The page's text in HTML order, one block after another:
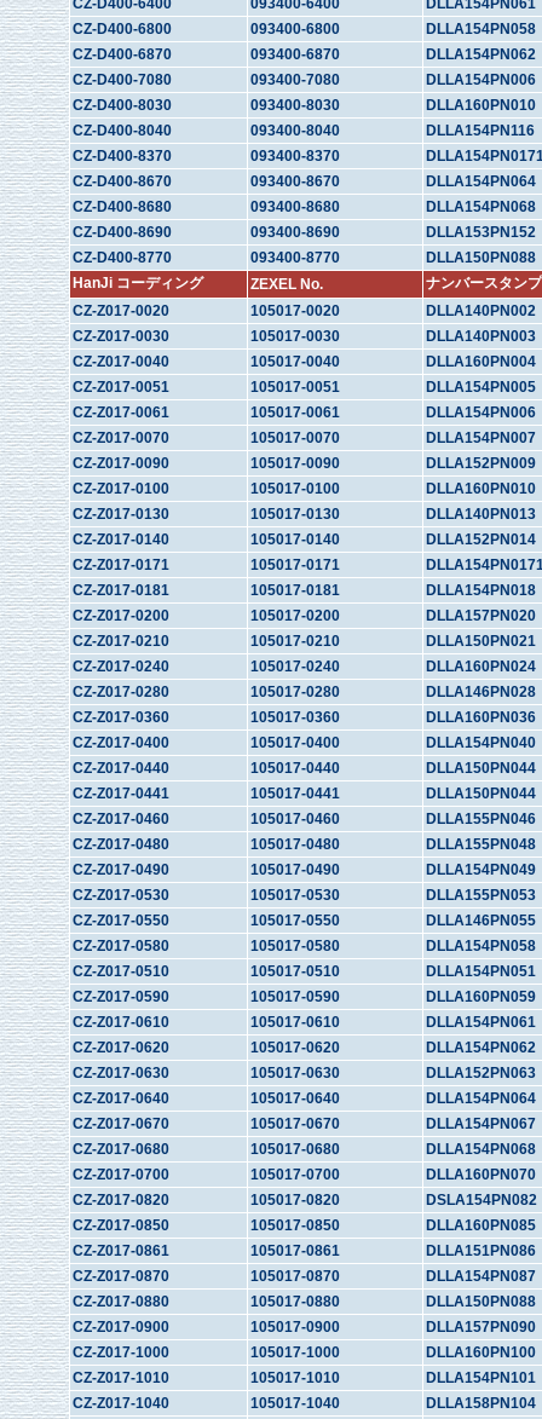
CZ-D400-6400 093400-6400
DLLA154PN061
CZ-D400-6800
093400-6800
DLLA154PN058
CZ-D400-6870
093400-6870
DLLA154PN062
CZ-D400-7080
093400-7080
DLLA154PN006
CZ-D400-8030
093400-8030
DLLA160PN010
CZ-D400-8040
093400-8040
DLLA154PN116
CZ-D400-8370
093400-8370
CZ-D400-8670
093400-8670
DLLA154PN064
CZ-D400-8680
093400-8680
DLLA154PN068
CZ-D400-8690
093400-8690
DLLA153PN152
CZ-D400-8770
093400-8770
DLLA150PN088
HanJi コーディング
ZEXEL No.
ナンバースタンプ
CZ-Z017-0020
105017-0020
DLLA140PN002
CZ-Z017-0030
105017-0030
DLLA140PN003
CZ-Z017-0040
105017-0040
DLLA160PN004
CZ-Z017-0051
105017-0051
DLLA154PN005
CZ-Z017-0061
105017-0061
DLLA154PN006
CZ-Z017-0070
105017-0070
DLLA154PN007
CZ-Z017-0090
105017-0090
DLLA152PN009
CZ-Z017-0100
105017-0100
DLLA160PN010
CZ-Z017-0130
105017-0130
DLLA140PN013
CZ-Z017-0140
105017-0140
DLLA152PN014
CZ-Z017-0171
105017-0171
CZ-Z017-0181
105017-0181
DLLA154PN018
CZ-Z017-0200
105017-0200
DLLA157PN020
CZ-Z017-0210
105017-0210
DLLA150PN021
CZ-Z017-0240
105017-0240
DLLA160PN024
CZ-Z017-0280
105017-0280
DLLA146PN028
CZ-Z017-0360
105017-0360
DLLA160PN036
CZ-Z017-0400
105017-0400
DLLA154PN040
CZ-Z017-0440
105017-0440
DLLA150PN044
CZ-Z017-0441
105017-0441
DLLA150PN044
CZ-Z017-0460
105017-0460
DLLA155PN046
CZ-Z017-0480
105017-0480
DLLA155PN048
CZ-Z017-0490
105017-0490
DLLA154PN049
CZ-Z017-0530
105017-0530
DLLA155PN053
CZ-Z017-0550
105017-0550
DLLA146PN055
CZ-Z017-0580
105017-0580
DLLA154PN058
CZ-Z017-0510
105017-0510
DLLA154PN051
CZ-Z017-0590
105017-0590
DLLA160PN059
CZ-Z017-0610
105017-0610
DLLA154PN061
CZ-Z017-0620
105017-0620
DLLA154PN062
CZ-Z017-0630
105017-0630
DLLA152PN063
CZ-Z017-0640
105017-0640
DLLA154PN064
CZ-Z017-0670
105017-0670
DLLA154PN067
CZ-Z017-0680
105017-0680
DLLA154PN068
CZ-Z017-0700
105017-0700
DLLA160PN070
CZ-Z017-0820
105017-0820
DSLA154PN082
CZ-Z017-0850
105017-0850
DLLA160PN085
CZ-Z017-0861
105017-0861
DLLA151PN086
CZ-Z017-0870
105017-0870
DLLA154PN087
CZ-Z017-0880
105017-0880
DLLA150PN088
CZ-Z017-0900
105017-0900
DLLA157PN090
CZ-Z017-1000
105017-1000
DLLA160PN100
CZ-Z017-1010
105017-1010
DLLA154PN101
CZ-Z017-1040
105017-1040
DLLA158PN104